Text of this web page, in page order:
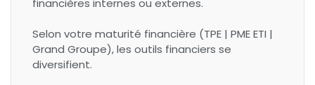
financières internes ou externes.
Selon votre maturité financière (TPE | PME ETI |
Grand Groupe), les outils financiers se
diversifient.